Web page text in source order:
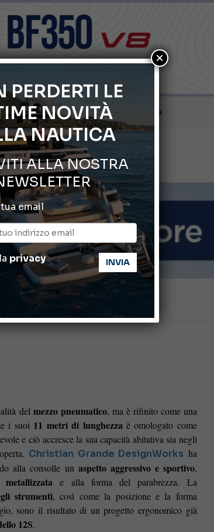
Yachting, l’orologio per il diportista
Callegari acquisisce Geniuss
Nautico Internazionale di Genova
i Mondiali di Wakeboard 2026
2026: tutte le novità attese a settembre
del mezzo pneumatico, ma è rifinito come una
i suoi 11 metri di lunghezzaè omologato come
e ciò accresce la sua capacità abitativa sia negli
Christian Grande DesignWorks ha
alla consolle un aspetto aggressivo e sportivo,
e alla forma del parabrezza. La
strumenti, così come la posizione e la forma
sono il risultato di un progetto ergonomico già
12S.
PERDERTI LE
NOVITÀ
NAUTICA
ALLA NOSTRA
email
privacy
×